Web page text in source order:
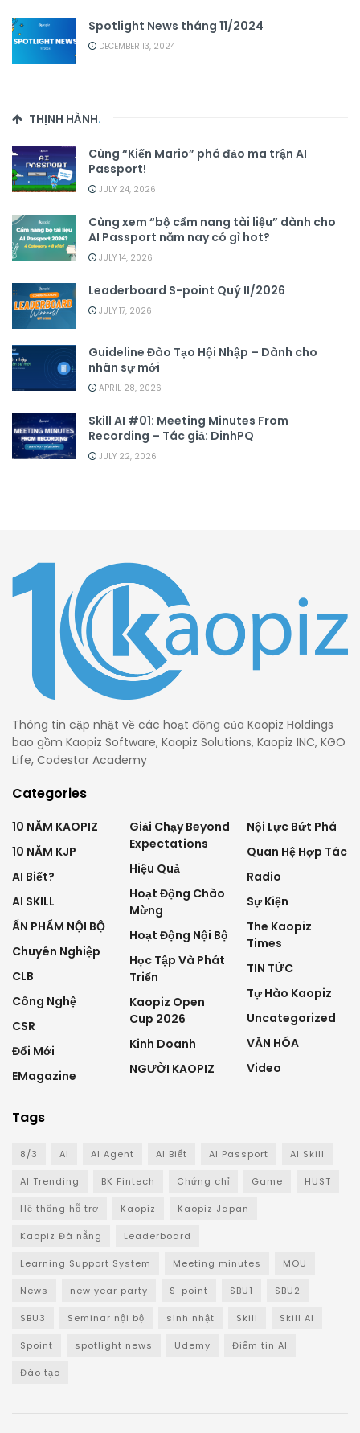
Spotlight News tháng 11/2024
DECEMBER 13, 2024
THỊNH HÀNH.
Cùng “Kiến Mario” phá đảo ma trận AI
Passport!
JULY 24, 2026
Cùng xem “bộ cẩm nang tài liệu” dành cho
AI Passport năm nay có gì hot?
JULY 14, 2026
Leaderboard S-point Quý II/2026
JULY 17, 2026
Guideline Đào Tạo Hội Nhập – Dành cho
nhân sự mới
APRIL 28, 2026
Skill AI #01: Meeting Minutes From
Recording – Tác giả: DinhPQ
JULY 22, 2026
Thông tin cập nhật về các hoạt động của Kaopiz Holdings
bao gồm Kaopiz Software, Kaopiz Solutions, Kaopiz INC, KGO
Life, Codestar Academy
Categories
10 NĂM KAOPIZ
10 NĂM KJP
AI Biết?
AI SKILL
ẤN PHẨM NỘI BỘ
Chuyên Nghiệp
CLB
Công Nghệ
CSR
Đổi Mới
EMagazine
Giải Chạy Beyond
Expectations
Hiệu Quả
Hoạt Động Chào
Mừng
Hoạt Động Nội Bộ
Học Tập Và Phát
Triển
Kaopiz Open
Cup 2026
Kinh Doanh
NGƯỜI KAOPIZ
Nội Lực Bứt Phá
Quan Hệ Hợp Tác
Radio
Sự Kiện
The Kaopiz
Times
TIN TỨC
Tự Hào Kaopiz
Uncategorized
VĂN HÓA
Video
Tags
8/3 AI AI Agent AI Biết AI Passport AI Skill
AI Trending BK Fintech Chứng chỉ Game HUST
Hệ thống hỗ trợ Kaopiz Kaopiz Japan
Kaopiz Đà nẵng Leaderboard
Learning Support System Meeting minutes MOU
News new year party S-point SBU1 SBU2
SBU3 Seminar nội bộ sinh nhật Skill Skill AI
Spoint spotlight news Udemy Điểm tin AI
Đào tạo